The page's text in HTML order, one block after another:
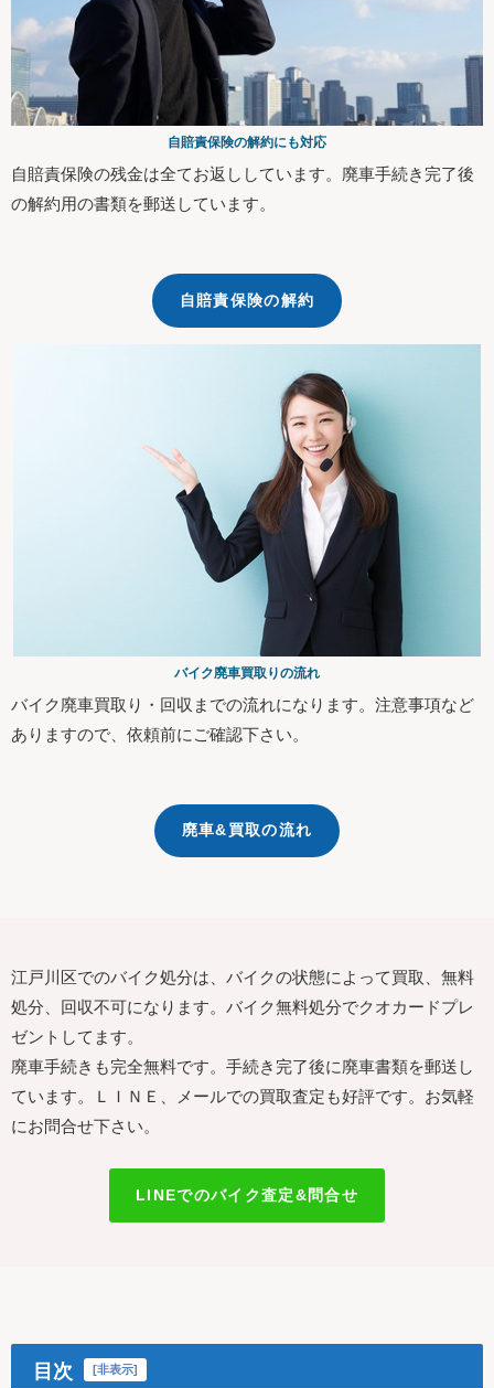
自賠責保険の解約にも対応
自賠責保険の残金は全てお返ししています。廃車手続き完了後
の解約用の書類を郵送しています。
自賠責保険の解約
バイク廃車買取りの流れ
バイク廃車買取り・回収までの流れになります。注意事項など
ありますので、依頼前にご確認下さい。
廃車&買取の流れ
江戸川区でのバイク処分は、バイクの状態によって買取、無料
処分、回収不可になります。バイク無料処分でクオカードプレ
ゼントしてます。
廃車手続きも完全無料です。手続き完了後に廃車書類を郵送し
ています。ＬＩＮＥ、メールでの買取査定も好評です。お気軽
にお問合せ下さい。
LINEでのバイク査定&問合せ
目次 [非表示]